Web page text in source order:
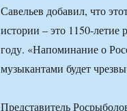
Савельев добавил, что
истории – это 1150-летие
году. «Напоминание о
музыкантами будет
Представитель